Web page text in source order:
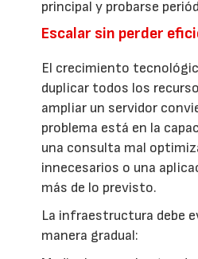
principal y probarse
Escalar sin perder
El crecimiento
duplicar todos los
ampliar un servidor
problema está en la
una consulta mal
innecesarios o una
más de lo previsto.
La infraestructura debe
manera gradual: